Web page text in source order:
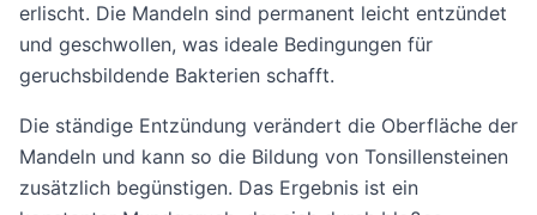
erlischt. Die Mandeln sind permanent leicht entzündet
und geschwollen, was ideale Bedingungen für
geruchsbildende Bakterien schafft.
Die ständige Entzündung verändert die Oberfläche der
Mandeln und kann so die Bildung von Tonsillensteinen
zusätzlich begünstigen. Das Ergebnis ist ein